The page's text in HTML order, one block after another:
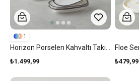
₺1.499,99
1
₺479,99